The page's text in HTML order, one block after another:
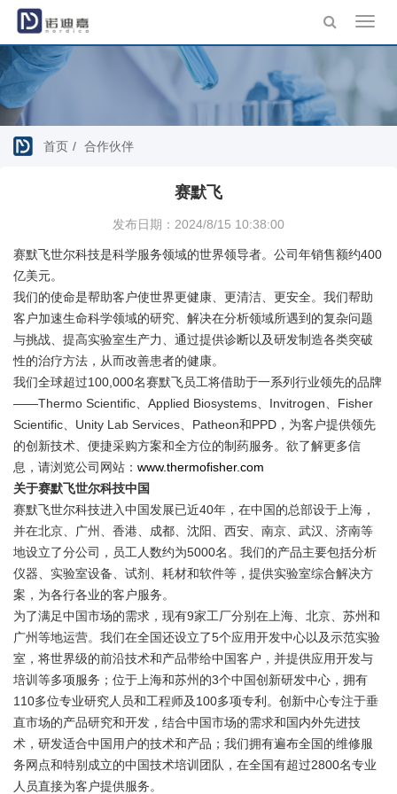
首页 合作伙伴
赛默飞
发布日期：2024/8/15 10:38:00
赛默飞世尔科技是科学服务领域的世界领导者。公司年销售额约400
亿美元。
我们的使命是帮助客户使世界更健康、更清洁、更安全。我们帮助
客户加速生命科学领域的研究、解决在分析领域所遇到的复杂问题
与挑战、提高实验室生产力、通过提供诊断以及研发制造各类突破
性的治疗方法，从而改善患者的健康。
我们全球超过100,000名赛默飞员工将借助于一系列行业领先的品牌
——Thermo Scientific、Applied Biosystems、Invitrogen、Fisher
Scientific、Unity Lab Services、Patheon和PPD，为客户提供领先
的创新技术、便捷采购方案和全方位的制药服务。欲了解更多信
息，请浏览公司网站： www.thermofisher.com
关于赛默飞世尔科技中国
赛默飞世尔科技进入中国发展已近40年，在中国的总部设于上海，
并在北京、广州、香港、成都、沈阳、西安、南京、武汉、济南等
地设立了分公司，员工人数约为5000名。我们的产品主要包括分析
仪器、实验室设备、试剂、耗材和软件等，提供实验室综合解决方
案，为各行各业的客户服务。
为了满足中国市场的需求，现有9家工厂分别在上海、北京、苏州和
广州等地运营。我们在全国还设立了5个应用开发中心以及示范实验
室，将世界级的前沿技术和产品带给中国客户，并提供应用开发与
培训等多项服务；位于上海和苏州的3个中国创新研发中心，拥有
110多位专业研究人员和工程师及100多项专利。创新中心专注于垂
直市场的产品研究和开发，结合中国市场的需求和国内外先进技
术，研发适合中国用户的技术和产品；我们拥有遍布全国的维修服
务网点和特别成立的中国技术培训团队，在全国有超过2800名专业
人员直接为客户提供服务。